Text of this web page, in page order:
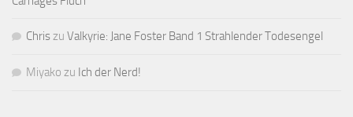
Chriszu Valkyrie: Jane Foster Band 1 Strahlender Todesengel
Miyako zu Ich der Nerd!